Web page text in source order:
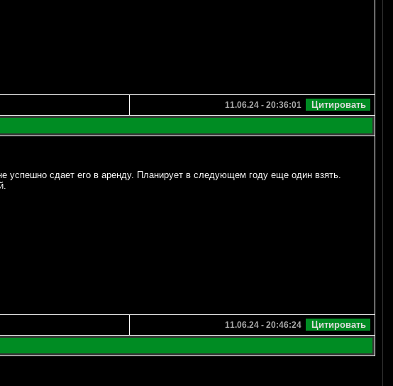
11.06.24 - 20:36:01
успешно сдает его в аренду. Планирует в следующем году еще один взять.
11.06.24 - 20:46:24